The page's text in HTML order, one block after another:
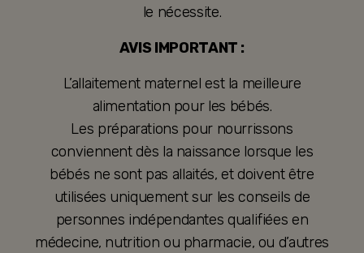
le nécessite.
AVIS IMPORTANT :
L’allaitement maternel est la meilleure
alimentation pour les bébés.
Les préparations pour nourrissons
conviennent dès la naissance lorsque les
bébés ne sont pas allaités, et doivent être
utilisées uniquement sur les conseils de
personnes indépendantes qualifiées en
médecine, nutrition ou pharmacie, ou d’autres